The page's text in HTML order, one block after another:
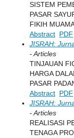
SISTEM
PASAR
FIKIH
Abstract PDF
JISRAH:
- Articles
TINJAUAN
HARGA
PASAR
Abstract PDF
JISRAH:
- Articles
REALISASI
TENAGA